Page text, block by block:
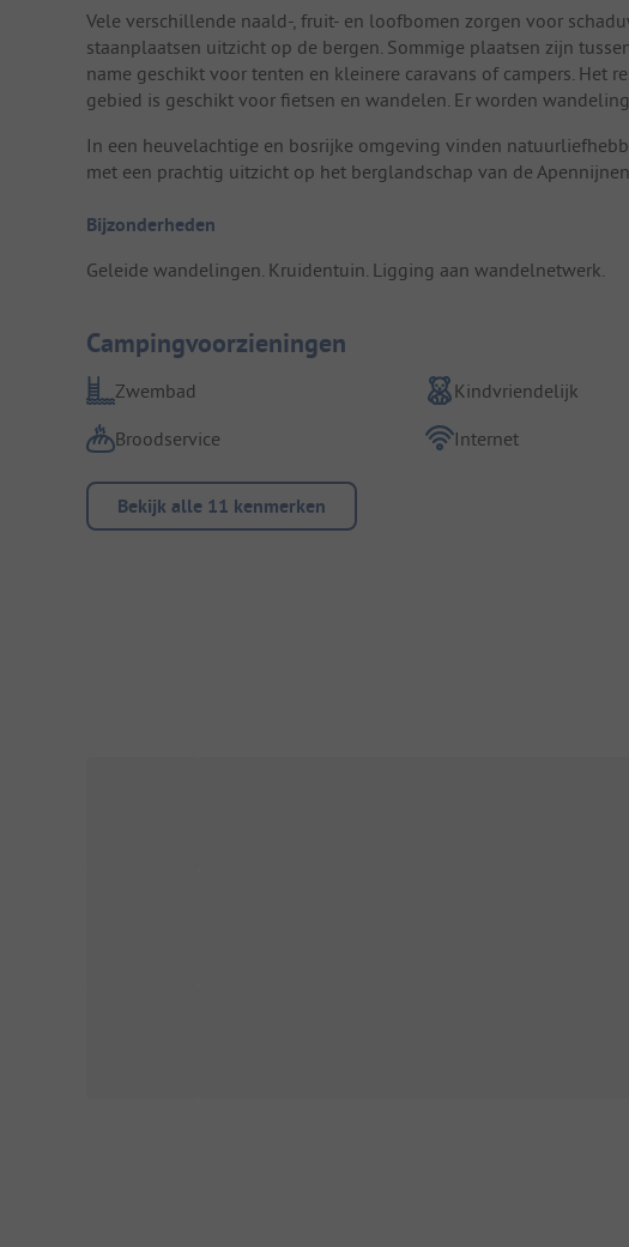
Vele verschillende naald-, fruit- en loofbomen zorgen voor
staanplaatsen uitzicht op de bergen. Sommige plaatsen zijn
name geschikt voor tenten en kleinere caravans of campers. Het
gebied is geschikt voor fietsen en wandelen. Er worden
In een heuvelachtige en bosrijke omgeving vinden
met een prachtig uitzicht op het berglandschap van de Apennijnen.
Bijzonderheden
Geleide wandelingen. Kruidentuin. Ligging aan wandelnetwerk.
Campingvoorzieningen
Zwembad Kindvriendelijk
Broodservice
Internet
Bekijk alle 11 kenmerken